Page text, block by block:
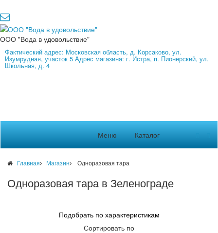
ООО "Вода в удовольствие"
Фактический адрес: Московская область, д. Корсаково, ул.
Изумрудная, участок 5 Адрес магазина: г. Истра, п. Пионерский, ул.
Школьная, д. 4
Каталог
Меню
Главная Магазин Одноразовая тара
Одноразовая тара в Зеленограде
Подобрать по характеристикам
Сортировать по